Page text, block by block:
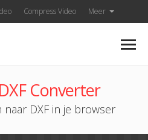
Compress Video Meer
Converter
DXF in je browser